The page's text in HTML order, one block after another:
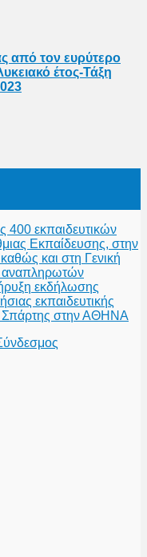
από τον ευρύτερο
έτος-Τάξη
400 εκπαιδευτικών
Εκπαίδευσης, στην
και στη Γενική
εκδήλωσης
εκπαιδευτικής
Σπάρτης στην ΑΘΗΝΑ